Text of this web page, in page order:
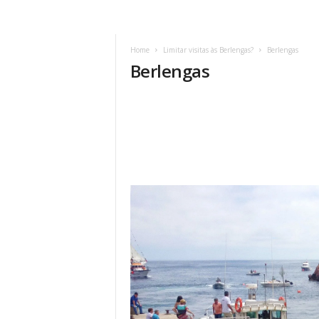
Home Limitar visitas às Berlengas? Berlengas
Berlengas